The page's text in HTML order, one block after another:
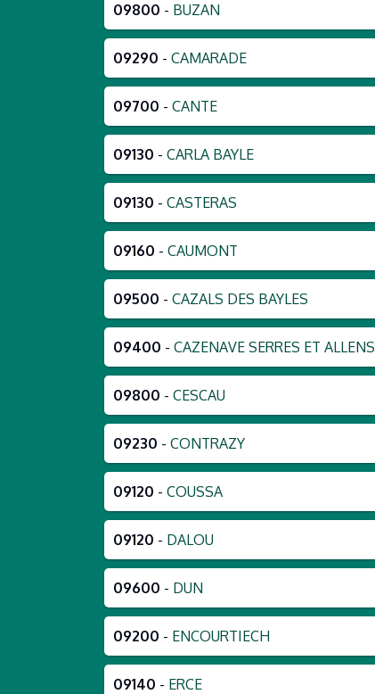
09800 - BUZAN
09290 - CAMARADE
09700 - CANTE
09130 - CARLA BAYLE
09130 - CASTERAS
09160 - CAUMONT
09500 - CAZALS DES BAYLES
09400 - CAZENAVE SERRES ET ALLENS
09800 - CESCAU
09230 - CONTRAZY
09120 - COUSSA
09120 - DALOU
09600 - DUN
09200 - ENCOURTIECH
09140 - ERCE